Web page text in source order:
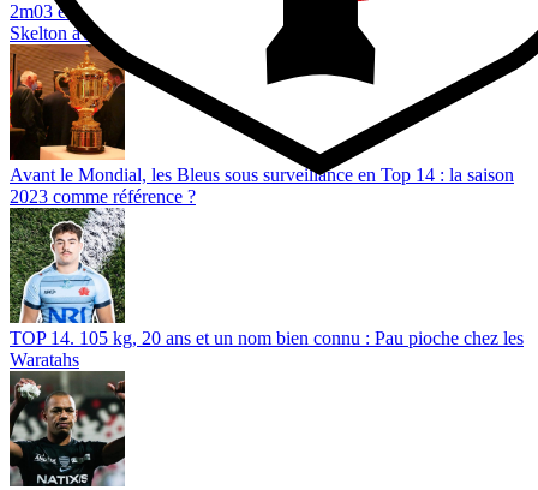
2m03 et 135 kg, cet ancien Clermontois en lice pour succéder à Will
Skelton avec les Wallabies ?
Avant le Mondial, les Bleus sous surveillance en Top 14 : la saison
2023 comme référence ?
TOP 14. 105 kg, 20 ans et un nom bien connu : Pau pioche chez les
Waratahs